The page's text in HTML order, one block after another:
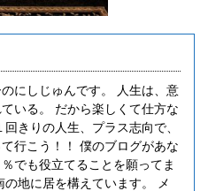
にしじゅんです。 人生は、意
いる。 だから楽しくて仕方な
きりの人生、プラス志向で、
行こう！！ 僕のブログがあな
でも役立てることを願ってま
の地に居を構えています。 メ